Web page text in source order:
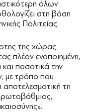
όλων
στη βάση
Πολιτείας.
της χώρας
πλέον ενοποιημένη,
ποσοτικά την
με τρόπο που
αποτελεσματική τη